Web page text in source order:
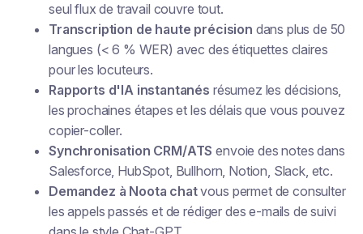
seul flux de travail couvre tout.
Transcription de haute précision dans plus de 50
langues (< 6 % WER) avec des étiquettes claires
pour les locuteurs.
Rapports d'IA instantanés résumez les décisions,
les prochaines étapes et les délais que vous pouvez
copier-coller.
Synchronisation CRM/ATS envoie des notes dans
Salesforce, HubSpot, Bullhorn, Notion, Slack, etc.
Demandez à Noota chatvous permet de consulter
les appels passés et de rédiger des e-mails de suivi